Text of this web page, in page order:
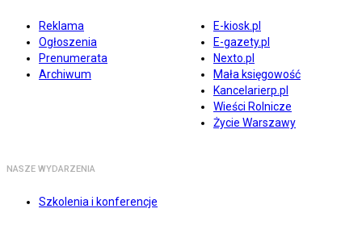
Reklama
Ogłoszenia
Prenumerata
Archiwum
E-kiosk.pl
E-gazety.pl
Nexto.pl
Mała księgowość
Kancelarierp.pl
Wieści Rolnicze
Życie Warszawy
NASZE WYDARZENIA
Szkolenia i konferencje